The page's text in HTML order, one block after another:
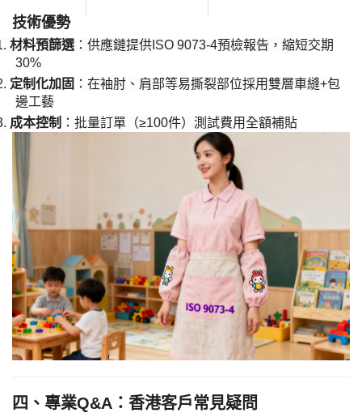
​技術優勢​
​材料預篩選​ ​：供應鏈提供ISO 9073-4預檢報告，縮短交期
30%
​定制化加固​ ​：在袖肘、肩部等易撕裂部位採用雙層車縫+包
邊工藝
​成本控制​ ​：批量訂單（≥100件）測試費用全額補貼
四、專業Q&A：香港客戶常見疑問